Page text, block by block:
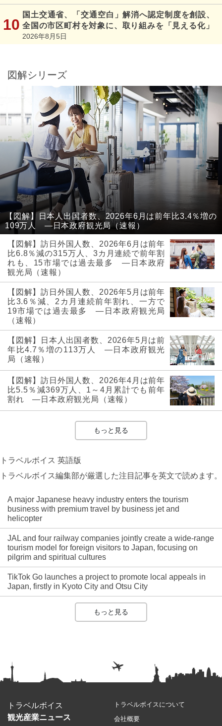
国土交通省、「交通空白」解消へ認定制度を創設、
全国の市区町村を対象に、取り組みを「見える化」
2026年8月5日
図解シリーズ
【図解】日本人出国者数、2026年6月は前年比3.4％増の
109万人 ―日本政府観光局（速報）
【図解】訪日外国人数、2026年6月は前年
比6.8％減の315万人、3カ月連続で前年割
れも、15市場では過去最多 ―日本政府
観光局（速報）
【図解】訪日外国人数、2026年5月は前年
比3.6％減、2カ月連続前年割れ、一方で
19市場では過去最多 ―日本政府観光局
（速報）
【図解】日本人出国者数、2026年5月は前
年比4.7％増の113万人 ―日本政府観光
局（速報）
【図解】訪日外国人数、2026年4月は前年
比5.5％減369万人、1～4月累計でも前年
割れ ―日本政府観光局（速報）
もっと見る
トラベルボイス 英語版
トラベルボイス編集部が厳選した注目記事を英文で読めます。
A major Japanese heavy industry enters the tourism
business with premium travel by business jet and
helicopter
JAL and four railway companies jointly create a wide-range
tourism model for foreign visitors to Japan, focusing on
pilgrim and spiritual cultures
TikTok Go launches a project to promote local appeals in
Japan, firstly in Kyoto City and Otsu City
もっと見る
トラベルボイス
観光産業ニュース
トラベルボイスについて
会社概要